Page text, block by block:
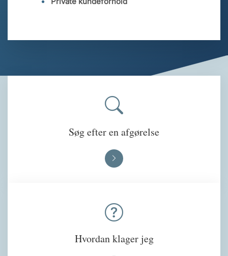
Søg efter en afgørelse
Hvordan klager jeg